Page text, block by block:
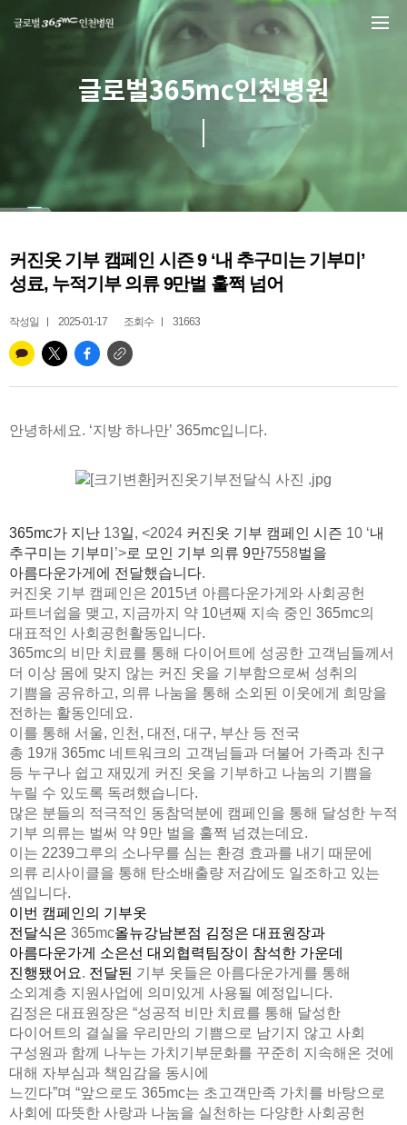
글로벌365mc인천병원
커진옷 기부 캠페인 시즌 9 ‘내 추구미는 기부미’
성료, 누적기부 의류 9만벌 훌쩍 넘어
작성일 2025-01-17 조회수 31663
안녕하세요. ‘지방 하나만’ 365mc입니다.
365mc가 지난 13일, <2024 커진옷 기부 캠페인 시즌 10 ‘내
추구미는 기부미 ’>로 모인 기부 의류 9만7558벌을
아름다운가게에 전달했습니다.
커진옷 기부 캠페인은 2015년 아름다운가게와 사회공헌
파트너쉽을 맺고, 지금까지 약 10년째 지속 중인 365mc의
대표적인 사회공헌활동입니다.
365mc의 비만 치료를 통해 다이어트에 성공한 고객님들께서
더 이상 몸에 맞지 않는 커진 옷을 기부함으로써 성취의
기쁨을 공유하고, 의류 나눔을 통해 소외된 이웃에게 희망을
전하는 활동인데요.
이를 통해 서울, 인천 , 대전 , 대구, 부산 등 전국
총 19개 365mc 네트워크의 고객님들과 더불어 가족과 친구
등 누구나 쉽고 재밌게 커진 옷을 기부하고 나눔의 기쁨을
누릴 수 있도록 독려했습니다.
많은 분들의 적극적인 동참덕분에 캠페인을 통해 달성한 누적
기부 의류는 벌써 약 9만 벌을 훌쩍 넘겼는데요.
이는 2239그루의 소나무를 심는 환경 효과를 내기 때문에
의류 리사이클을 통해 탄소배출량 저감에도 일조하고 있는
셈입니다.
이번 캠페인의 기부옷
전달식은 365mc올뉴강남본점 김정은 대표원장과
아름다운가게 소은선 대외협력팀장이 참석한 가운데
진행됐어요. 전달된 기부 옷들은 아름다운가게를 통해
소외계층 지원사업에 의미있게 사용될 예정입니다.
김정은 대표원장은 “성공적 비만 치료를 통해 달성한
다이어트의 결실을 우리만의 기쁨으로 남기지 않고 사회
구성원과 함께 나누는 가치기부문화를 꾸준히 지속해온 것에
대해 자부심과 책임감을 동시에
느낀다”며 “앞으로도 365mc는 초고객만족 가치를 바탕으로
사회에 따뜻한 사랑과 나눔을 실천하는 다양한 사회공헌